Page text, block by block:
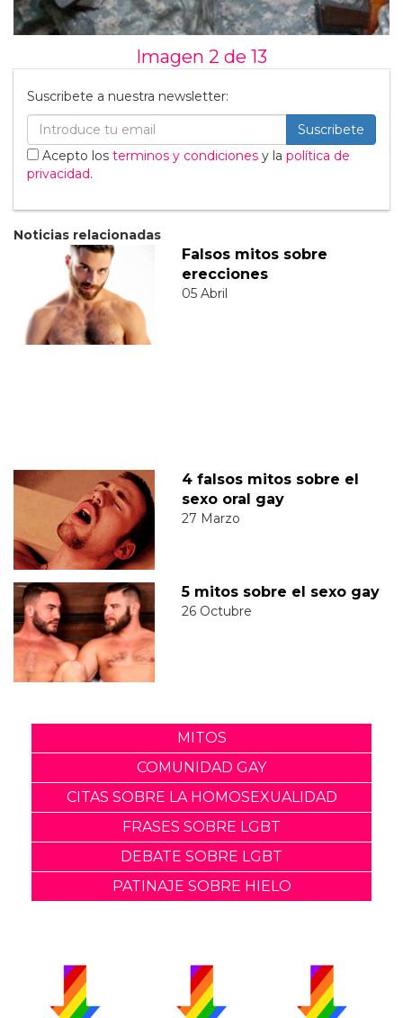
Imagen 2 de 13
Suscribete a nuestra newsletter:
Suscribete
Acepto los terminos y condiciones y la política de
privacidad.
Noticias relacionadas
Falsos mitos sobre
erecciones
05 Abril
4 falsos mitos sobre el
sexo oral gay
27 Marzo
5 mitos sobre el sexo gay
26 Octubre
MITOS
COMUNIDAD GAY
CITAS SOBRE LA HOMOSEXUALIDAD
FRASES SOBRE LGBT
DEBATE SOBRE LGBT
PATINAJE SOBRE HIELO